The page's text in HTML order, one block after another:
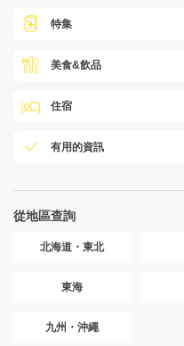
特集
美食&飲品
住宿
有用的資訊
從地區查詢
北海道・東北
東海
九州・沖繩